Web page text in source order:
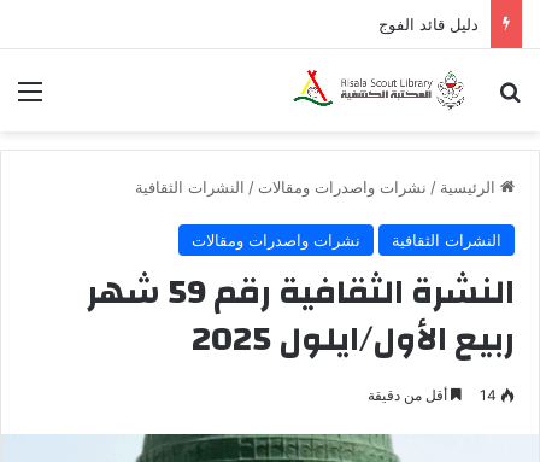
دليل قائد الفوج
بحث عن
الرئيسية / نشرات واصدرات ومقالات / النشرات الثقافية
النشرات الثقافية نشرات واصدرات ومقالات
النشرة الثقافية رقم 59 شهر
ربيع الأول/ايلول 2025
14 أقل من دقيقة